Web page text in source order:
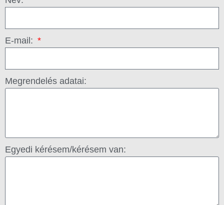
E-mail:
Megrendelés adatai:
Egyedi kérésem/kérésem van: